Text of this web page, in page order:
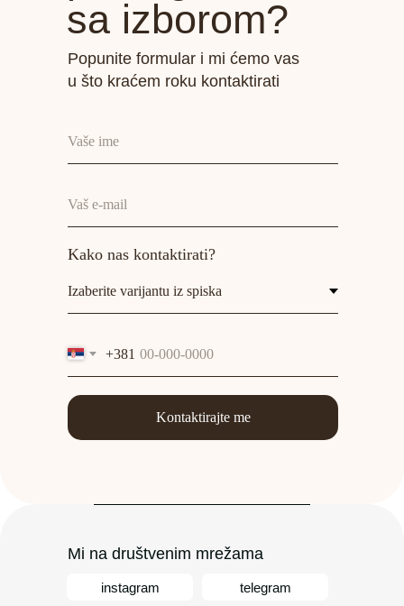
sa izborom?
Popunite formular i mi ćemo vas
u što kraćem roku kontaktirati
Kako nas kontaktirati?
+381
Kontaktirajte me
instagram telegram
Mi na društvenim mrežama